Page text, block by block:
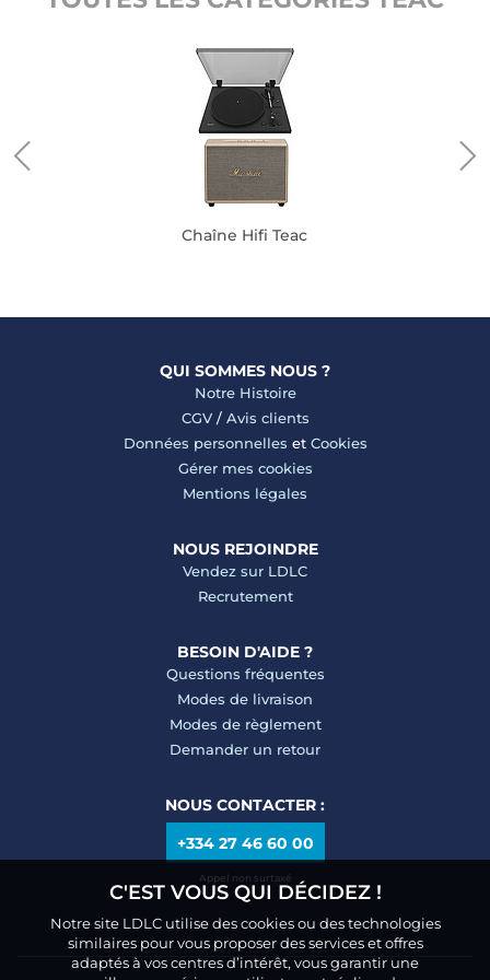
Chaîne Hifi Teac
QUI SOMMES NOUS ?
Notre Histoire
CGV/ Avis clients
Données personnelles et Cookies
Gérer mes cookies
Mentions légales
NOUS REJOINDRE
Vendez sur LDLC
Recrutement
BESOIN D'AIDE ?
Questions fréquentes
Modes de livraison
Modes de règlement
Demander un retour
NOUS CONTACTER :
+334 27 46 60 00
Appel non surtaxé
C'EST VOUS QUI DÉCIDEZ !
Notre site LDLC utilise des cookies ou des technologies
similaires pour vous proposer des services et offres
adaptés à vos centres d’intérêt, vous garantir une